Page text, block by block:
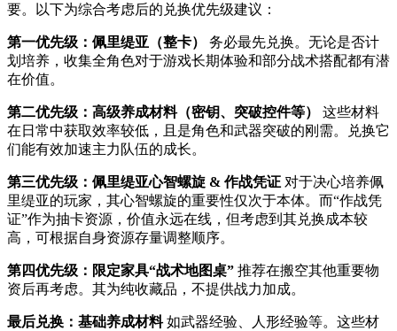
要。以下为综合考虑后的兑换优先级建议：
第一优先级：佩里缇亚（整卡）
务必最先兑换。无论是否计
划培养，收集全角色对于游戏长期体验和部分战术搭配都有潜
在价值。
第二优先级：高级养成材料（密钥、突破控件等）
这些材料
在日常中获取效率较低，且是角色和武器突破的刚需。兑换它
们能有效加速主力队伍的成长。
第三优先级：佩里缇亚心智螺旋 & 作战凭证 对于决心培养佩
里缇亚的玩家，其心智螺旋的重要性仅次于本体。而“作战凭
证”作为抽卡资源，价值永远在线，但考虑到其兑换成本较
高，可根据自身资源存量调整顺序。
第四优先级：限定家具“战术地图桌” 推荐在搬空其他重要物
资后再考虑。其为纯收藏品，不提供战力加成。
最后兑换：基础养成材料如武器经验、人形经验等。这些材